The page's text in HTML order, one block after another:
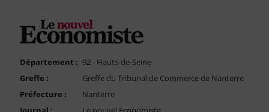
Nous Contacter
Compte PRO
Département : 92 - Hauts-de-Seine
Greffe :
Greffe du Tribunal de Commerce de Nanterre
Préfecture :
Nanterre